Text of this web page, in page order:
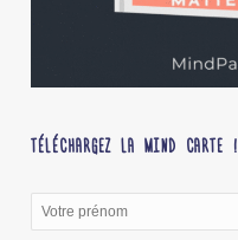
TÉLÉCHARGEZ LA MIND CARTE !